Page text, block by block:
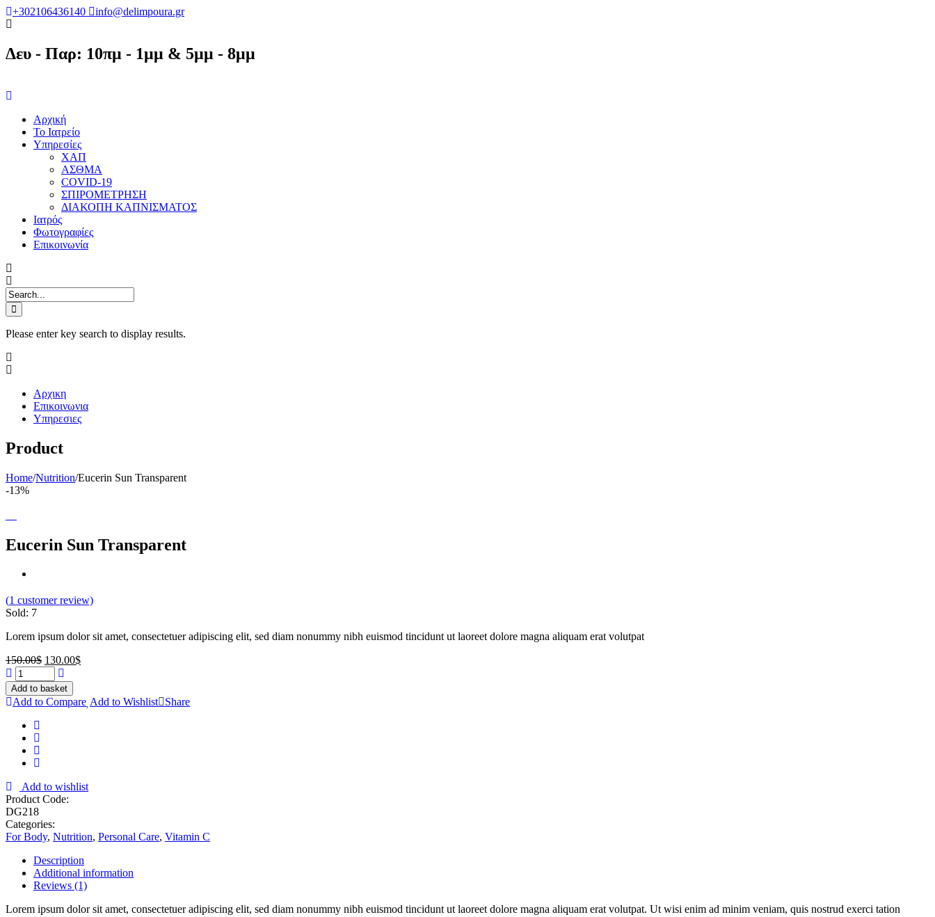
+302106436140 info@delimpoura.gr
Δευ - Παρ: 10πμ - 1μμ & 5μμ - 8μμ
Αρχική
Το Ιατρείο
Υπηρεσίες
ΧΑΠ
ΑΣΘΜΑ
COVID-19
ΣΠΙΡΟΜΕΤΡΗΣΗ
ΔΙΑΚΟΠΗ ΚΑΠΝΙΣΜΑΤΟΣ
Ιατρός
Φωτογραφίες
Επικοινωνία
Please enter key search to display results.
Αρχικη
Επικοινωνια
Υπηρεσιες
Product
Home/Nutrition/Eucerin Sun Transparent
-13%
Eucerin Sun Transparent
(1 customer review)
Sold: 7
Lorem ipsum dolor sit amet, consectetuer adipiscing elit, sed diam nonummy nibh euismod tincidunt ut laoreet dolore magna aliquam erat volutpat
150.00$ 130.00$
Add to basket
Add to Compare Add to Wishlist Share
Add to wishlist
Product Code:
DG218
Categories:
For Body, Nutrition, Personal Care, Vitamin C
Description
Additional information
Reviews (1)
Lorem ipsum dolor sit amet, consectetuer adipiscing elit, sed diam nonummy nibh euismod tincidunt ut laoreet dolore magna aliquam erat volutpat. Ut wisi enim ad minim veniam, quis nostrud exerci tation